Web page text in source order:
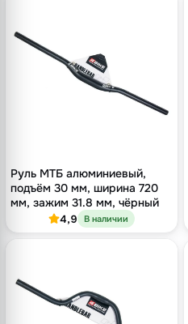
Руль МТБ алюминиевый,
подъём 30 мм, ширина 720
мм, зажим 31.8 мм, чёрный
4,9 В наличии